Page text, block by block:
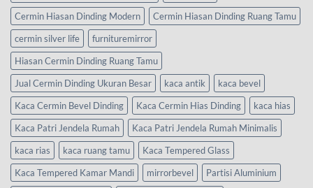
Cermin Hiasan Dinding Modern
Cermin Hiasan Dinding Ruang Tamu
cermin silver life
furnituremirror
Hiasan Cermin Dinding Ruang Tamu
Jual Cermin Dinding Ukuran Besar
kaca antik
kaca bevel
Kaca Cermin Bevel Dinding
Kaca Cermin Hias Dinding
kaca hias
Kaca Patri Jendela Rumah
Kaca Patri Jendela Rumah Minimalis
kaca rias
kaca ruang tamu
Kaca Tempered Glass
Kaca Tempered Kamar Mandi
mirrorbevel
Partisi Aluminium